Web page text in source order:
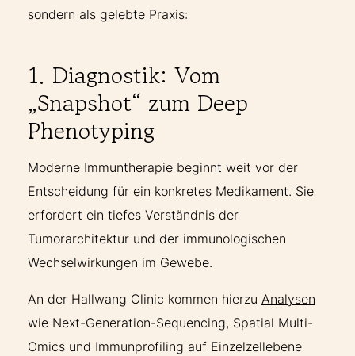
sondern als gelebte Praxis:
1. Diagnostik: Vom
„Snapshot“ zum Deep
Phenotyping
Moderne Immuntherapie beginnt weit vor der
Entscheidung für ein konkretes Medikament. Sie
erfordert ein tiefes Verständnis der
Tumorarchitektur und der immunologischen
Wechselwirkungen im Gewebe.
An der Hallwang Clinic kommen hierzu Analysen
wie Next-Generation-Sequencing, Spatial Multi-
Omics und Immunprofiling auf Einzelzellebene